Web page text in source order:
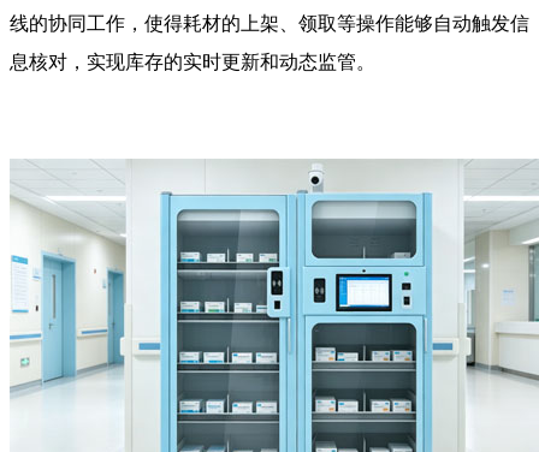
线的协同工作，使得耗材的上架、领取等操作能够自动触发信
息核对，实现库存的实时更新和动态监管。